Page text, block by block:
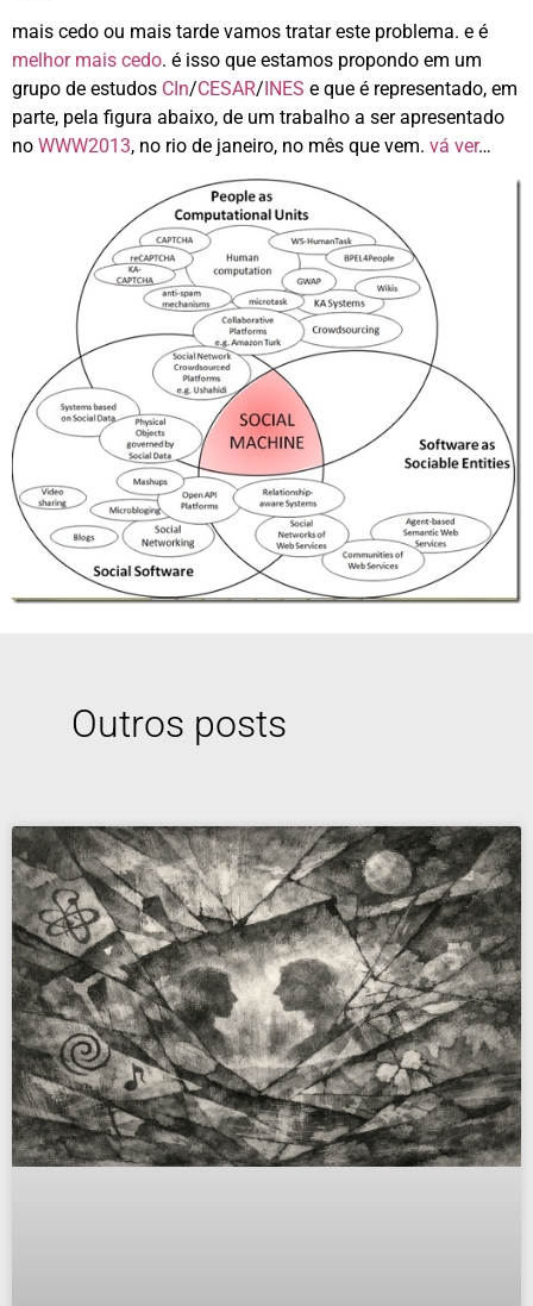
mais cedo ou mais tarde vamos tratar este problema. e é
melhor mais cedo. é isso que estamos propondo em um
grupo de estudos CIn/CESAR/ INES e que é representado, em
parte, pela figura abaixo, de um trabalho a ser apresentado
no WWW2013, no rio de janeiro, no mês que vem. vá ver…
Outros posts